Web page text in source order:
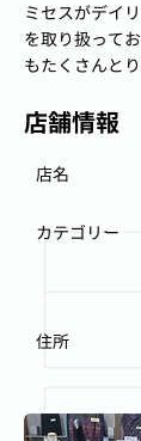
ミセスがデイ
を取り扱って
もたくさんと
店舗情報
店名
カテゴリー
住所